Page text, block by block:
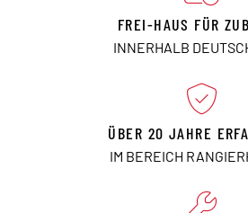
FREI-HAUS FÜR
INNERHALB
ÜBER 20 JAHRE
IM BEREICH